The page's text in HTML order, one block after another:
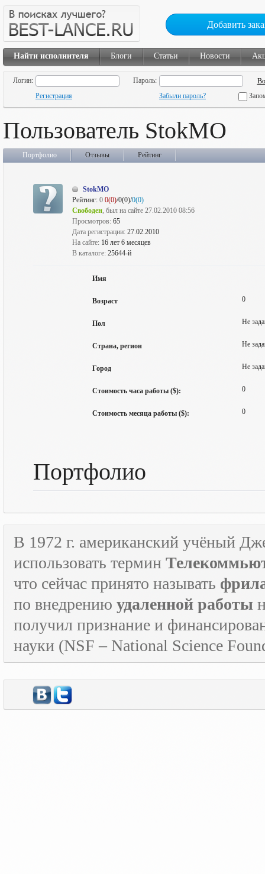
Добавить
Найти исполнителя Блоги Статьи Новости
Логин:
Пароль:
Регистрация
Забыли пароль?
Пользователь StokMO
Портфолио Отзывы Рейтинг
StokMO
Рейтинг: 0 0(0)/0(0)/0(0)
Свободен, был на сайте 27.02.2010 08:56
Просмотров: 65
Дата регистрации: 27.02.2010
На сайте: 16 лет 6 месяцев
В каталоге: 25644-й
Имя
Возраст 0
Пол Не
Страна, регион Не
Город Не
Стоимость часа работы ($): 0
Стоимость месяца работы ($): 0
Портфолио
В 1972 г. американский учёный
использовать термин
что сейчас принято называть
по внедрению удаленной работы
получил признание и
науки (NSF – National Science